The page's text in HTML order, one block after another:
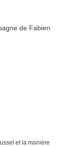
et la manière